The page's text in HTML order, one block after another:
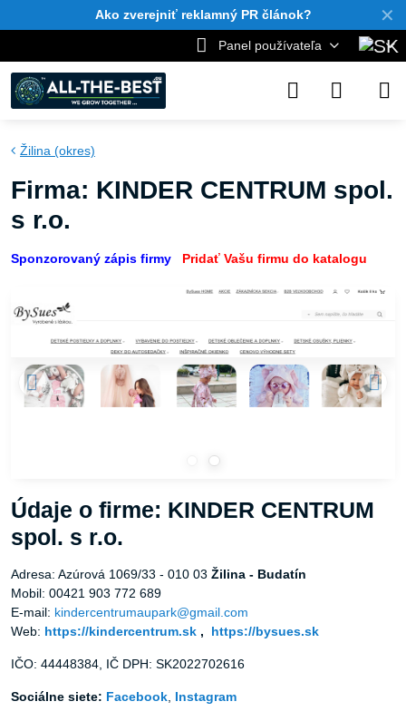
✕
Ako zverejniť reklamný PR článok?
Panel používateľa
Žilina (okres)
Firma: KINDER CENTRUM spol.
s r.o.
Sponzorovaný zápis firmy Pridať Vašu firmu do katalogu
Údaje o firme: KINDER CENTRUM
spol. s r.o.
Adresa: Azúrová 1069/33 - 010 03 Žilina - Budatín
Mobil: 00421 903 772 689
E-mail: kindercentrumaupark@gmail.com
Web: https://kindercentrum.sk , https://bysues.sk
IČO: 44448384, IČ DPH: SK2022702616
Sociálne siete: Facebook, Instagram